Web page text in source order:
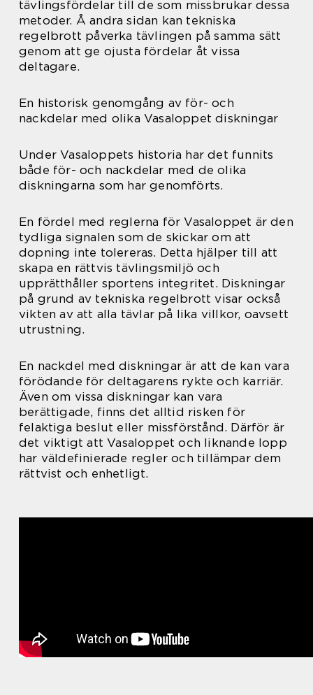
tävlingsfördelar till de som missbrukar dessa
metoder. Å andra sidan kan tekniska
regelbrott påverka tävlingen på samma sätt
genom att ge ojusta fördelar åt vissa
deltagare.
En historisk genomgång av för- och
nackdelar med olika Vasaloppet diskningar
Under Vasaloppets historia har det funnits
både för- och nackdelar med de olika
diskningarna som har genomförts.
En fördel med reglerna för Vasaloppet är den
tydliga signalen som de skickar om att
dopning inte tolereras. Detta hjälper till att
skapa en rättvis tävlingsmiljö och
upprätthåller sportens integritet. Diskningar
på grund av tekniska regelbrott visar också
vikten av att alla tävlar på lika villkor, oavsett
utrustning.
En nackdel med diskningar är att de kan vara
förödande för deltagarens rykte och karriär.
Även om vissa diskningar kan vara
berättigade, finns det alltid risken för
felaktiga beslut eller missförstånd. Därför är
det viktigt att Vasaloppet och liknande lopp
har väldefinierade regler och tillämpar dem
rättvist och enhetligt.